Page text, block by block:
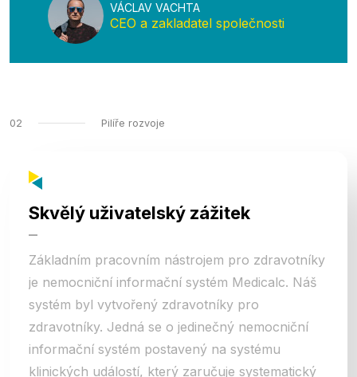
VÁCLAV VACHTA
CEO a zakladatel společnosti
02 Pilíře rozvoje
Skvělý uživatelský zážitek
Základním pracovním nástrojem pro zdravotníky
je nemocniční informační systém Medicalc. Náš
systém byl vytvořený zdravotníky pro
zdravotníky. Jedná se o jedinečný nemocniční
informační systém postavený na systému
klinických událostí, který zaručuje systematický